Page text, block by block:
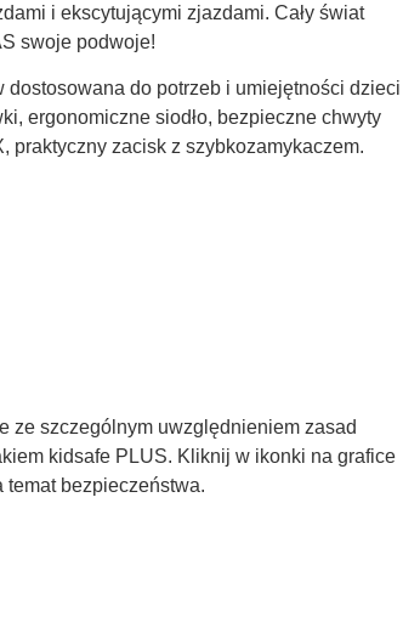
i ekscytującymi zjazdami. Cały świat
swoje podwoje!
dostosowana do potrzeb i umiejętności dzieci
ergonomiczne siodło, bezpieczne chwyty
praktyczny zacisk z szybkozamykaczem.
ze szczególnym uwzględnieniem zasad
kidsafe PLUS. Kliknij w ikonki na grafice
bezpieczeństwa.